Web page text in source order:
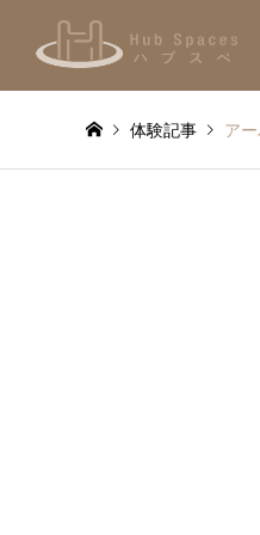
体験記事 ア